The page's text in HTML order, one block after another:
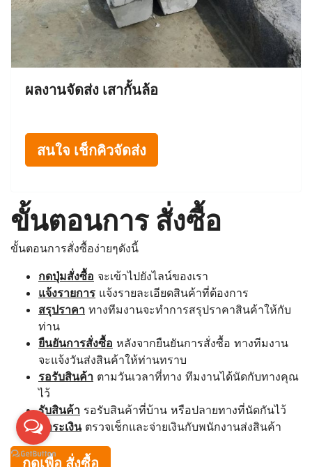
ผลงานจัดส่ง เสากั้นล้อ
สนใจ เช็กคิวจัดส่ง
ขั้นตอนการ สั่งซื้อ
ขั้นตอนการสั่งซื้อง่ายๆดังนี้
กดปุ่มสั่งซื้อ จะเข้าไปยังไลน์ของเรา
แจ้งรายการ แจ้งรายละเอียดสินค้าที่ต้องการ
สรุปราคา ทางทีมงานจะทำการสรุปราคาสินค้าให้กับ
ท่าน
ยืนยันการสั่งซื้อ หลังจากยืนยันการสั่งซื้อ ทางทีมงาน
จะแจ้งวันส่งสินค้าให้ท่านทราบ
รอรับสินค้า ตามวันเวลาที่ทาง ทีมงานได้นัดกับทางคุณ
ไว้
รับสินค้า รอรับสินค้าที่บ้าน หรือปลายทางที่นัดกันไว้
ชำระเงินตรวจเช็กและจ่ายเงินกับพนักงานส่งสินค้า